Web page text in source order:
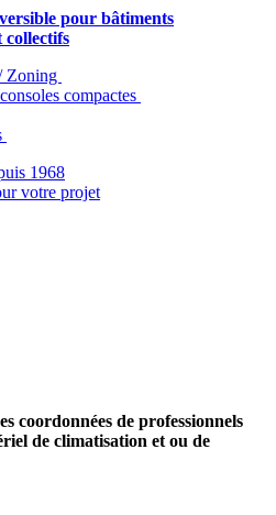
pour bâtiments
collectifs
Zoning
compactes
1968
votre projet
coordonnées de professionnels
de climatisation et ou de